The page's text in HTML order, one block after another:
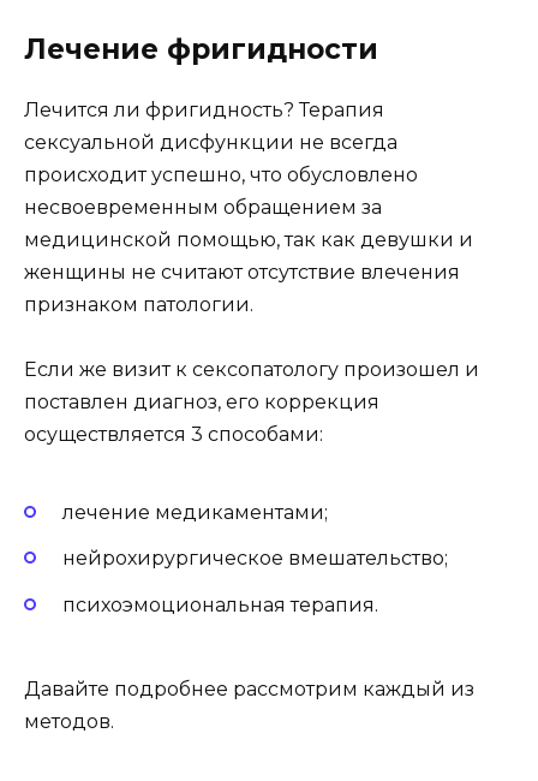
Лечение фригидности
Лечится ли фригидность? Терапия
сексуальной дисфункции не всегда
происходит успешно, что обусловлено
несвоевременным обращением за
медицинской помощью, так как девушки и
женщины не считают отсутствие влечения
признаком патологии.
Если же визит к сексопатологу произошел и
поставлен диагноз, его коррекция
осуществляется 3 способами:
лечение медикаментами;
нейрохирургическое вмешательство;
психоэмоциональная терапия.
Давайте подробнее рассмотрим каждый из
методов.